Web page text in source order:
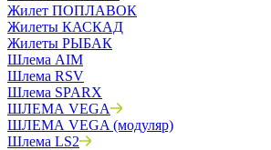
Жилет ПОПЛАВОК
Жилеты КАСКАД
Жилеты РЫБАК
Шлема AIM
Шлема RSV
Шлема SPARX
ШЛЕМА VEGA
ШЛЕМА VEGA (модуляр)
Шлема LS2